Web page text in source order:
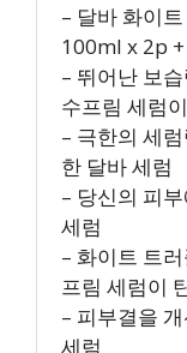
– 달바 화이
100ml x 2p
– 뛰어난 보
수프림 세럼
– 극한의 세
한 달바 세럼
– 당신의 피
세럼
– 화이트 트
프림 세럼이
– 피부결을
세럼